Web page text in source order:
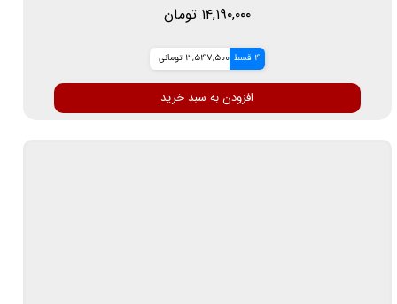
۱۴,۱۹۰,۰۰۰ تومان
4 قسط 3,547,500 تومانی
افزودن به سبد خرید